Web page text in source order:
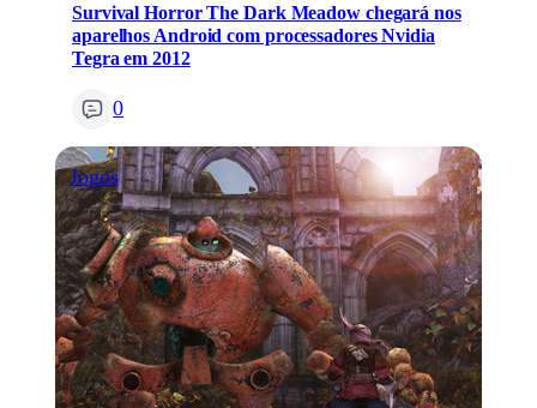
Survival Horror The Dark Meadow chegará nos
aparelhos Android com processadores Nvidia
Tegra em 2012
0
Jogos